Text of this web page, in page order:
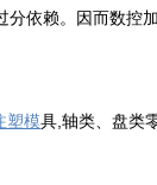
依赖。因而数控
塑模具,轴类、盘类